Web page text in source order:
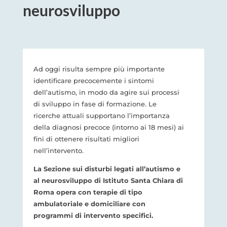
neurosviluppo
Ad oggi risulta sempre più importante
identificare precocemente i sintomi
dell’autismo, in modo da agire sui processi
di sviluppo in fase di formazione. Le
ricerche attuali supportano l’importanza
della diagnosi precoce (intorno ai 18 mesi) ai
fini di ottenere risultati migliori
nell’intervento.
La Sezione sui disturbi legati all’autismo e
al neurosviluppo di Istituto Santa Chiara di
Roma opera con terapie di tipo
ambulatoriale e domiciliare con
programmi di intervento specifici.